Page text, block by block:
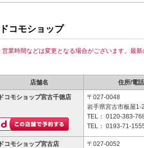
ドコモショップ
営業時間などは変更となる場合がございます。最新
店舗名 住所/電
ドコモショップ宮古千徳店
〒027-0048
岩手県宮古市板屋1-
TEL： 0120-383-
TEL： 0193-71-
ドコモショップ宮古店
〒027-0052